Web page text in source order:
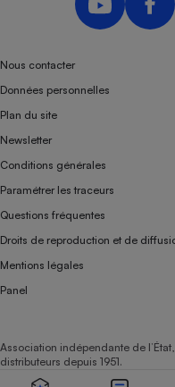
Nous contacter
Données personnelles
Plan du site
Newsletter
Conditions générales
Paramétrer les traceurs
Questions fréquentes
Droits de reproduction et de
Mentions légales
Panel
Association indépendante de
distributeurs depuis 1951.